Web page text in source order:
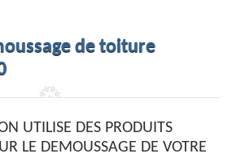
de toiture
UTILISE DES PRODUITS
LE DEMOUSSAGE DE VOTRE